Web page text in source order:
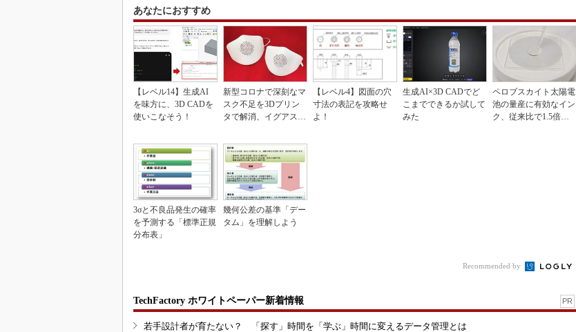
あなたにおすすめ
【レベル14】生成AI
を味方に、3D CADを
使いこなそう！
新型コロナで深刻なマ
スク不足を3Dプリン
タで解消、イグアスが
【レベル4】図面の穴
寸法の表記を攻略せ
よ！
生成AI×3D CADでど
こまでできるか試して
みた
ペロブスカイト太陽電
池の量産に有効なイン
ク、従来比で1.5倍の
3σと不良品発生の確率
を予測する「標準正規
分布表」
幾何公差の基準「デー
タム」を理解しよう
Recommended by
TechFactory ホワイトペーパー新着情報 PR
若手設計者が育たない？ 「探す」時間を「学ぶ」時間に変えるデータ管理とは